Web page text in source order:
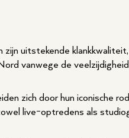
uitstekende
vanwege de
zich door hun iconische
live-optredens als